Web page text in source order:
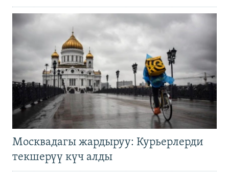
Москвадагы жардыруу: Курьерлерди
текшерүү күч алды